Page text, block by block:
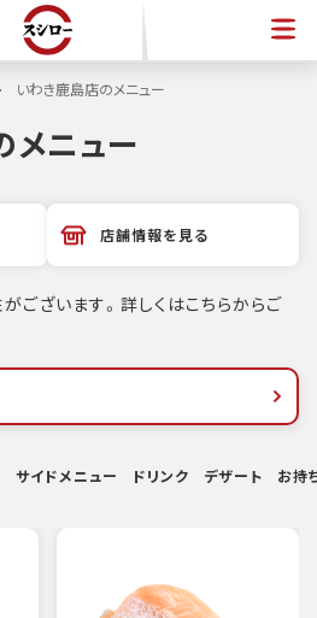
いわき鹿島店のメニュー
メニュー
店舗情報を見る
ございます。詳しくはこちらからご
サイドメニュー ドリンク デザート お持